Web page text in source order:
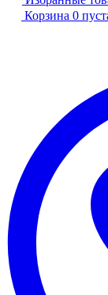
Корзина 0